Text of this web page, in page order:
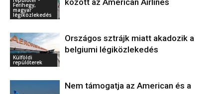
Ferihegy,
magyar
légiközlekedés
között az American Airlines
Külföldi
repülőterek
Országos sztrájk miatt akadozik a
belgiumi légiközlekedés
Nem támogatja az American és a